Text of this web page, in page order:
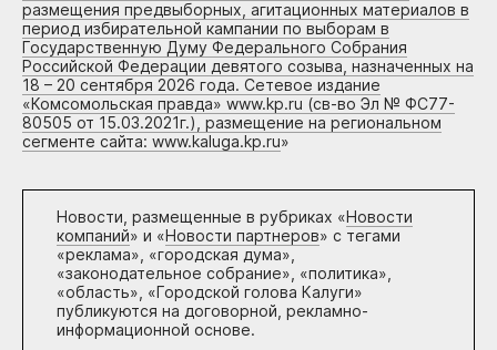
размещения предвыборных, агитационных материалов в
период избирательной кампании по выборам в
Государственную Думу Федерального Собрания
Российской Федерации девятого созыва, назначенных на
18 – 20 сентября 2026 года. Сетевое издание
«Комсомольская правда» www.kp.ru (св-во Эл № ФС77-
80505 от 15.03.2021г.), размещение на региональном
сегменте сайта: www.kaluga.kp.ru»
Новости, размещенные в рубриках «Новости
компаний» и «Новости партнеров» с тегами
«реклама», «городская дума»,
«законодательное собрание», «политика»,
«область», «Городской голова Калуги»
публикуются на договорной, рекламно-
информационной основе.